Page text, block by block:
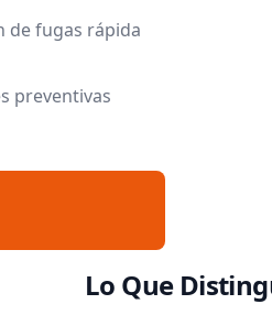
de fugas rápida
preventivas
Lo Que